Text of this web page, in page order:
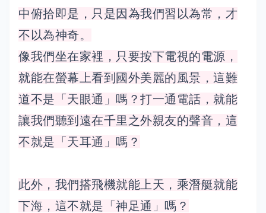
中俯拾即是，只是因為我們習以為常，才
不以為神奇。
像我們坐在家裡，只要按下電視的電源，
就能在螢幕上看到國外美麗的風景，這難
道不是「天眼通」嗎 ？打一通電話，就能
讓我們聽到遠在千里之外親友的聲音，這
不就是「天耳通」嗎？
此外，我們搭飛機就能上天，乘潛艇就能
下海，這不就是「神足通」嗎？